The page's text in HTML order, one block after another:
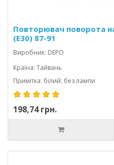
Повторювач поворота
(E30) 87-91
Виробник: DEPO
Країна: Тайвань
Примітка: білий; без лампи
198,74 грн.